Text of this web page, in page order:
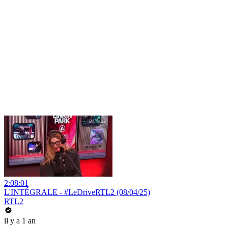
2:08:01
L'INTÉGRALE - #LeDriveRTL2 (08/04/25)
RTL2
il y a 1 an